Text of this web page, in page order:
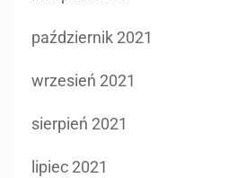
sierpień 2021
lipiec 2021
czerwiec 2021
maj 2021